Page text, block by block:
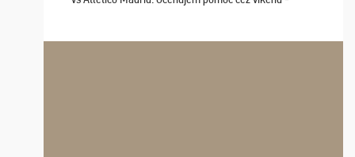
spokojnosti. Sedenie bolo dobré, štadión Barnabéu ...